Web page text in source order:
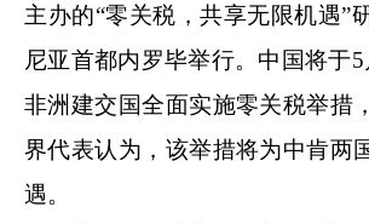
主办的“零关税，共享无限机遇”
尼亚首都内罗毕举行。中国将于
非洲建交国全面实施零关税举措
界代表认为，该举措将为中肯两
遇。